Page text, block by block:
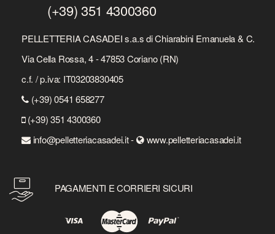
(+39) 351 4300360
PELLETTERIA CASADEI s.a.s di Chiarabini Emanuela & C.
Via Cella Rossa, 4 - 47853 Coriano (RN)
c.f. / p.iva: IT03203830405
(+39) 0541 658277
(+39) 351 4300360
info@pelletteriacasadei.it -
www.pelletteriacasadei.it
PAGAMENTI E CORRIERI SICURI